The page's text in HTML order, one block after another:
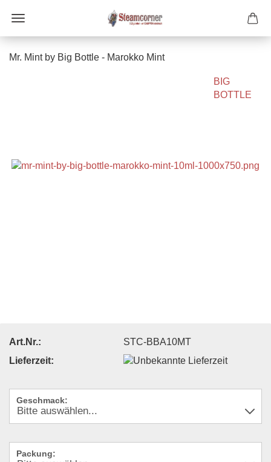
Mr. Mint by Big Bottle - Marokko Mint
BIG
BOTTLE
Art.Nr.:
STC-BBA10MT
Lieferzeit:
Geschmack:
Packung: